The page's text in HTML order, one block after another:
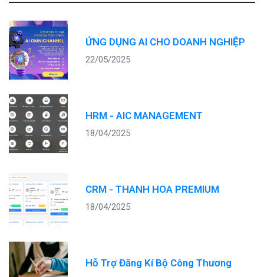
ỨNG DỤNG AI CHO DOANH NGHIỆP
22/05/2025
HRM - AIC MANAGEMENT
18/04/2025
CRM - THANH HOA PREMIUM
18/04/2025
Hỗ Trợ Đăng Kí Bộ Công Thương